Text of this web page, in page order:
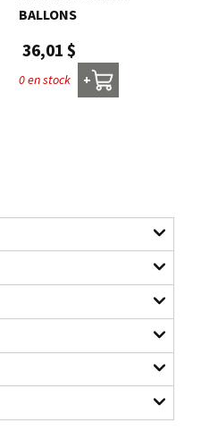
BALLONS
36,01 $
0 en stock +